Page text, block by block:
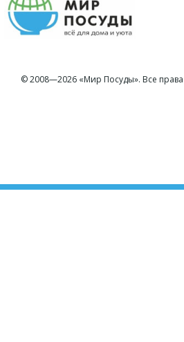
© 2008—2026 «Мир Посуды». Все